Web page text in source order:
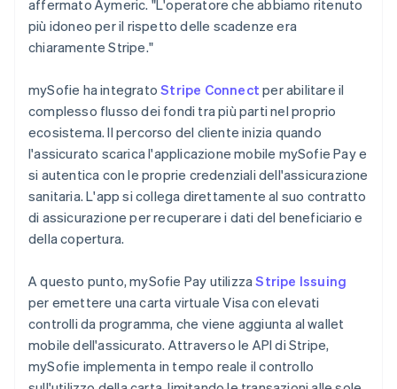
affermato Aymeric. "L'operatore che abbiamo ritenuto
più idoneo per il rispetto delle scadenze era
chiaramente Stripe."
mySofie ha integratoStripe Connect per abilitare il
complesso flusso dei fondi tra più parti nel proprio
ecosistema. Il percorso del cliente inizia quando
l'assicurato scarica l'applicazione mobile mySofie Pay e
si autentica con le proprie credenziali dell'assicurazione
sanitaria. L'app si collega direttamente al suo contratto
di assicurazione per recuperare i dati del beneficiario e
della copertura.
A questo punto, mySofie Pay utilizzaStripe Issuing
per emettere una carta virtuale Visa con elevati
controlli da programma, che viene aggiunta al wallet
mobile dell'assicurato. Attraverso le API di Stripe,
mySofie implementa in tempo reale il controllo